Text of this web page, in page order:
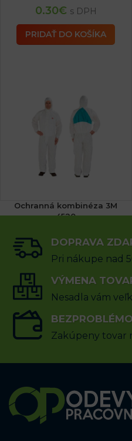
0.30€ s DPH
PRIDAŤ DO KOŠÍKA
Ochranná kombinéza 3M
4520
11.72€ s DPH
VÝBER MOŽNOSTÍ
DOPRAVA
Pri nákupe nad
VÝMENA
Nesadla vám
Zakúpeny tovar